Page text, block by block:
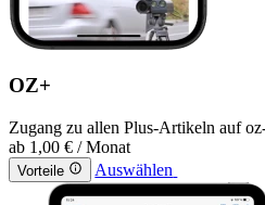
OZ+
Zugang zu allen Plus-Artikeln auf
ab 1,00 € / Monat
Vorteile Auswählen